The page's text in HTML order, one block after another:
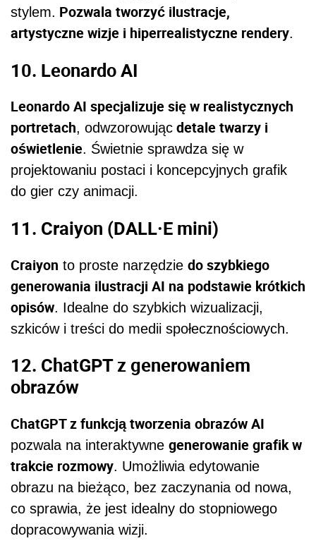
stylem. Pozwala tworzyć ilustracje,
artystyczne wizje i hiperrealistyczne rendery.
10. Leonardo AI
Leonardo AI specjalizuje się w realistycznych
portretach, odwzorowując detale twarzy i
oświetlenie. Świetnie sprawdza się w
projektowaniu postaci i koncepcyjnych grafik
do gier czy animacji.
11. Craiyon (DALL·E mini)
Craiyon to proste narzędzie do szybkiego
generowania ilustracji AI na podstawie krótkich
opisów. Idealne do szybkich wizualizacji,
szkiców i treści do medii społecznościowych.
12. ChatGPT z generowaniem
obrazów
ChatGPT z funkcją tworzenia obrazów AI
pozwala na interaktywne generowanie grafik w
trakcie rozmowy. Umożliwia edytowanie
obrazu na bieżąco, bez zaczynania od nowa,
co sprawia, że jest idealny do stopniowego
dopracowywania wizji.